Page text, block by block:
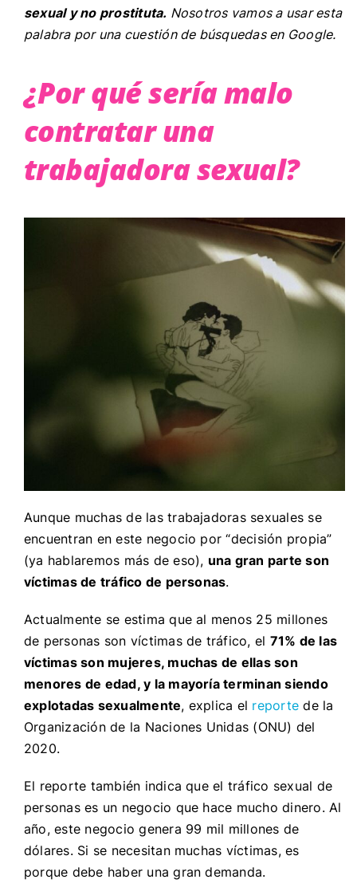
sexual y no prostituta. Nosotros vamos a usar esta
palabra por una cuestión de búsquedas en Google.
¿Por qué sería malo
contratar una
trabajadora sexual?
Aunque muchas de las trabajadoras sexuales se
encuentran en este negocio por “decisión propia”
(ya hablaremos más de eso), una gran parte son
víctimas de tráfico de personas.
Actualmente se estima que al menos 25 millones
de personas son víctimas de tráfico, el 71% de las
víctimas son mujeres, muchas de ellas son
menores de edad, y la mayoría terminan siendo
explotadas sexualmente, explica el reportede la
Organización de la Naciones Unidas (ONU) del
2020.
El reporte también indica que el tráfico sexual de
personas es un negocio que hace mucho dinero. Al
año, este negocio genera 99 mil millones de
dólares. Si se necesitan muchas víctimas, es
porque debe haber una gran demanda.